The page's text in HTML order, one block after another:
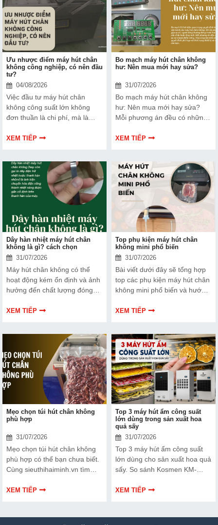
Ưu nhược điểm máy hút chân
không công nghiệp, có nên đầu
tư?
04/08/2026
Việc đầu tư máy hút chân
không công suất lớn không
đơn thuần là chi phí, mà là
sản phẩm và nâng cao vị thế
điểm của thiết bị này để có
thêm thông tin và giúp bạn đưa
ra lựa chọn phù hợp, hiệu quả
hơn nhé!
XEM TIẾP
Bo mạch máy hút chân không
hư: Nên mua mới hay sửa?
31/07/2026
Bo mạch máy hút chân không
hư: Nên mua mới hay sửa?
Mỗi phương án đều có những
cùng tìm hiểu để đưa ra quyết
XEM TIẾP
Dây hàn nhiệt máy hút chân
không là gì? cách chọn
31/07/2026
Máy hút chân không có thể
hoạt động kém ổn định và ảnh
hưởng đến chất lượng đóng
Bài viết dưới đây sẽ giúp bạn
XEM TIẾP
Top phụ kiện máy hút chân
không mini phổ biến
31/07/2026
Bài viết dưới đây sẽ tổng hợp
top các phụ kiện máy hút chân
không mini phổ biến và hướng
chuẩn kỹ thuật ngay tại nhà.
XEM TIẾP
Mẹo chọn túi hút chân không
phù hợp
31/07/2026
Mẹo chọn túi hút chân không
phù hợp có thể bạn chưa biết.
Cùng sieuthihaiminh.vn tìm
thông tin bài viết dưới đây nhé!
XEM TIẾP
Top 3 máy hút ẩm công suất
lớn dùng trong sản xuất hoa
quả sấy
31/07/2026
Top 3 máy hút ẩm công suất
lớn dùng cho sản xuất hoa quả
sấy. So sánh Kosmen KM-
FujiE HM-1800D theo công
XEM TIẾP